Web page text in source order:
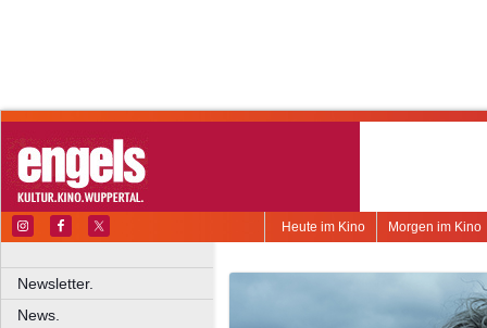
Morgen im Kino
Heute im Kino
Newsletter.
News.